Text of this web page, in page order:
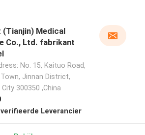
(Tianjin) Medical
Co., Ltd. fabrikant
No. 15, Kaituo Road,
Jinnan District,
City 300350 ,China
Leverancier